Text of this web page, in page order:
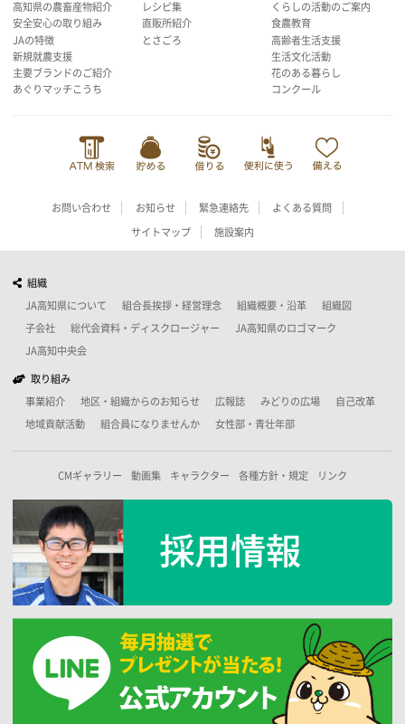
高知県の農畜産物紹介
安全安心の取り組み
JAの特徴
新規就農支援
主要ブランドのご紹介
あぐりマッチこうち
レシピ集
直販所紹介
とさごろ
くらしの活動のご案内
食農教育
高齢者生活支援
生活文化活動
花のある暮らし
コンクール
お問い合わせ お知らせ 緊急連絡先 よくある質問
サイトマップ 施設案内
組織
JA高知県について 組合長挨拶・経営理念 組織概要・沿革 組織図
子会社 総代会資料・ディスクロージャー JA高知県のロゴマーク
JA高知中央会
取り組み
事業紹介 地区・組織からのお知らせ 広報誌 みどりの広場 自己改革
地域貢献活動 組合員になりませんか 女性部・青壮年部
CMギャラリー 動画集 キャラクター 各種方針・規定 リンク